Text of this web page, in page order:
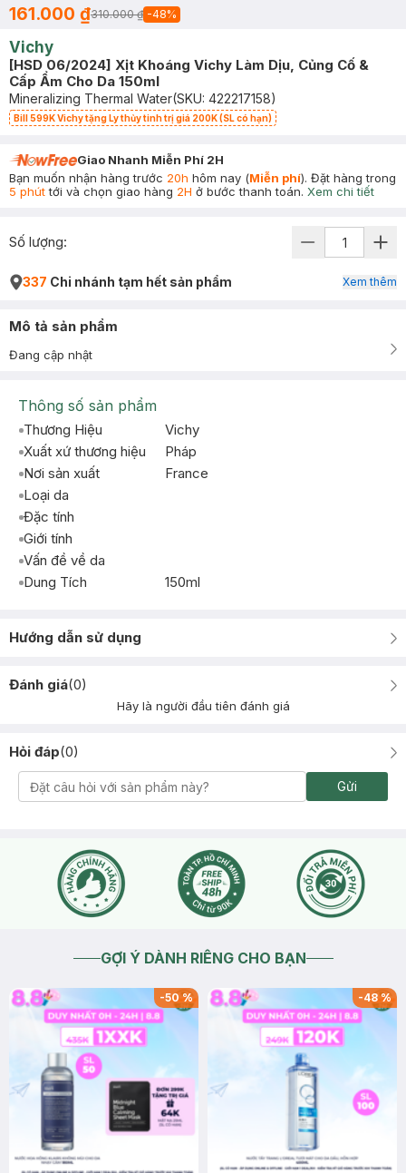
161.000 ₫310.000 ₫ -48%
Vichy
[HSD 06/2024] Xịt Khoáng Vichy Làm Dịu, Củng Cố &
Cấp Ẩm Cho Da 150ml
Mineralizing Thermal Water(SKU: 422217158)
Bill 599K Vichy tặng Ly thủy tinh trị giá 200K (SL có hạn)
Giao Nhanh Miễn Phí 2H
Bạn muốn nhận hàng trước 20h hôm nay (Miễn phí). Đặt hàng trong
5 phúttới và chọn giao hàng 2H ở bước thanh toán. Xem chi tiết
Số lượng:
337 Chi nhánh tạm hết sản phẩm Xem thêm
Mô tả sản phẩm
Đang cập nhật
Thông số sản phẩm
Thương Hiệu
Vichy
Xuất xứ thương hiệu
Pháp
Nơi sản xuất
France
Loại da
Đặc tính
Giới tính
Vấn đề về da
Dung Tích
150ml
Hướng dẫn sử dụng
Đánh giá(0)
Hãy là người đầu tiên đánh giá
Hỏi đáp(0)
Gửi
GỢI Ý DÀNH RIÊNG CHO BẠN
-50% -48%